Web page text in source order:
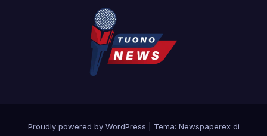
Proudly powered by WordPress Tema: Newspaperex di